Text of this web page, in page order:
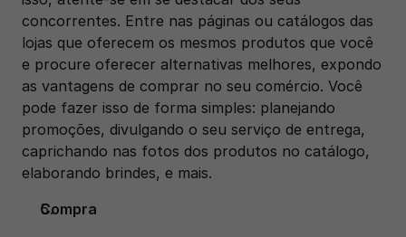
concorrentes. Entre nas páginas ou catálogos das
lojas que oferecem os mesmos produtos que você
e procure oferecer alternativas melhores, expondo
as vantagens de comprar no seu comércio. Você
pode fazer isso de forma simples: planejando
promoções, divulgando o seu serviço de entrega,
caprichando nas fotos dos produtos no catálogo,
elaborando brindes, e mais.
Compra